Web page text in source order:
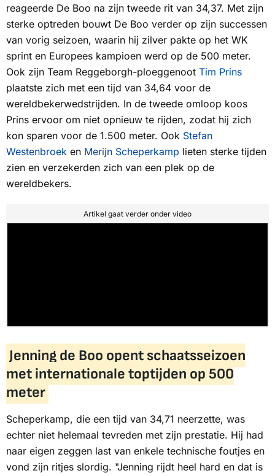
reageerde De Boo na zijn tweede rit van 34,37. Met zijn
sterke optreden bouwt De Boo verder op zijn successen
van vorig seizoen, waarin hij zilver pakte op het WK
sprint en Europees kampioen werd op de 500 meter.
Ook zijn Team Reggeborgh-ploeggenoot Tim Prins
plaatste zich met een tijd van 34,64 voor de
wereldbekerwedstrijden. In de tweede omloop koos
Prins ervoor om niet opnieuw te rijden, zodat hij zich
kon sparen voor de 1.500 meter. Ook Stefan
Westenbroek en Merijn Scheperkamp lieten sterke tijden
zien en verzekerden zich van een plek op de
wereldbekers.
Artikel gaat verder onder video
Jenning de Boo opent schaatsseizoen
met internationale toptijden op 500
meter
Scheperkamp, die een tijd van 34,71 neerzette, was
echter niet helemaal tevreden met zijn prestatie. Hij had
naar eigen zeggen last van enkele technische foutjes en
vond zijn ritjes slordig. "Jenning rijdt heel hard en dat is